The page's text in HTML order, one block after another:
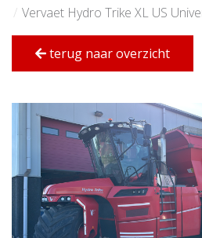
Vervaet Hydro Trike XL US
terug naar overzicht